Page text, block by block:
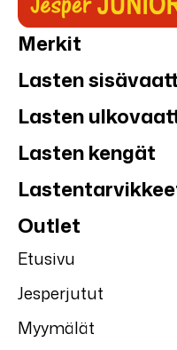
Merkit
Lasten
Lasten
Lasten kengät
Outlet
Etusivu
Jesperjutut
Myymälät